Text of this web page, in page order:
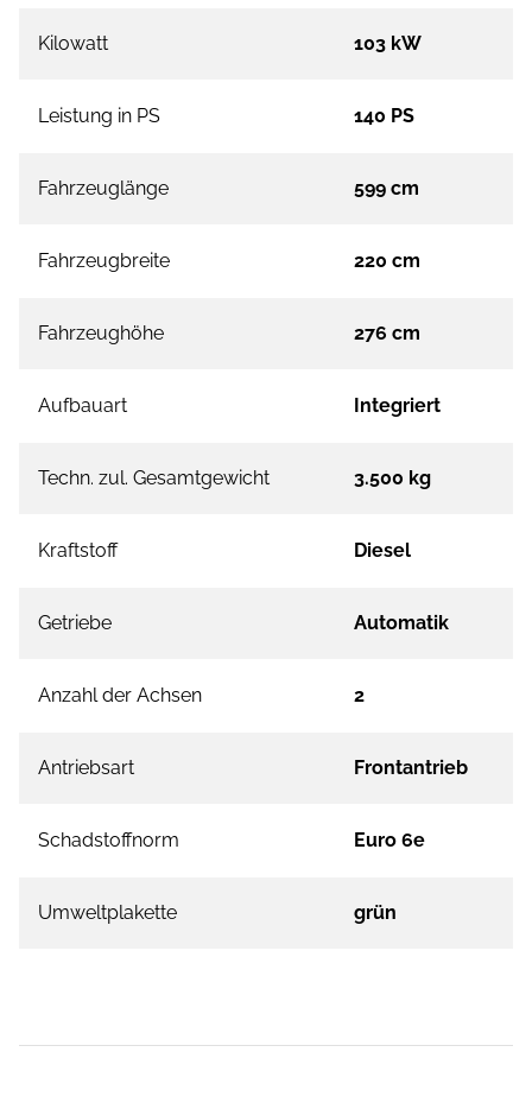
Kilowatt 103 kW
Leistung in PS 140 PS
Fahrzeuglänge 599 cm
Fahrzeugbreite 220 cm
Fahrzeughöhe 276 cm
Aufbauart Integriert
Techn. zul. Gesamtgewicht 3.500 kg
Kraftstoff Diesel
Getriebe Automatik
Anzahl der Achsen 2
Antriebsart Frontantrieb
Schadstoffnorm Euro 6e
Umweltplakette grün